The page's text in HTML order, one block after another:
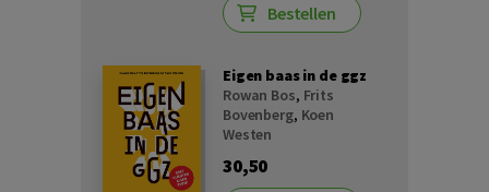
Bestellen
Eigen baas in de ggz
Rowan Bos, Frits
Bovenberg, Koen
Westen
30,50